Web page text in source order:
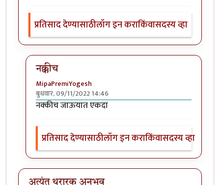
प्रतिसाद देण्यासाठीलॉग इन कराकिंवासदस्य व्हा
नक्कीच
MipaPremiYogesh
बुधवार, 09/11/2022 14:46
In reply toमस्तbyनगरी
नक्कीच जाऊयात एकदा
प्रतिसाद देण्यासाठीलॉग इन कराकिंवासदस्य व्हा
अत्यंत थरारक अनुभव